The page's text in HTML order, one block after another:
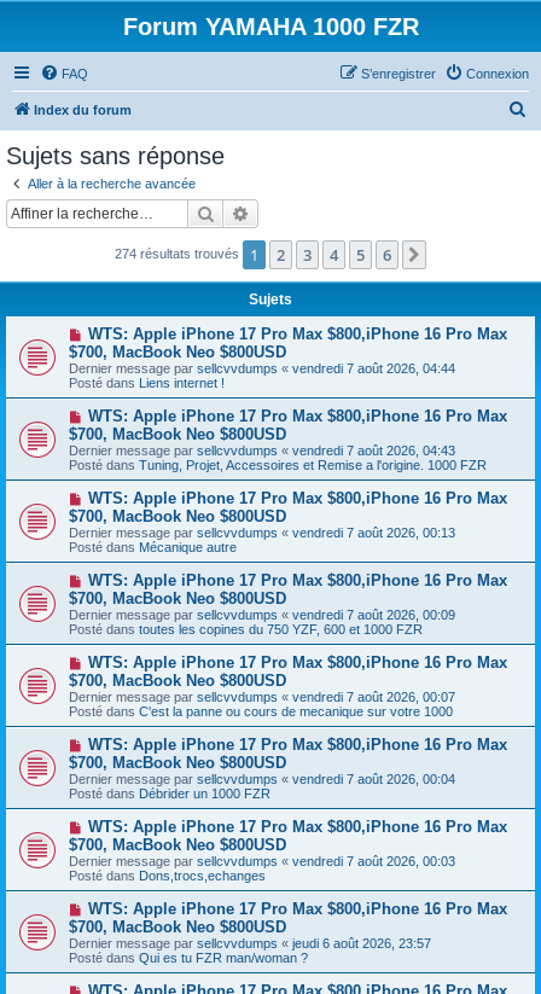
Forum YAMAHA 1000 FZR
FAQ Connexion
S’enregistrer
Index du forum
c
Sujets sans réponse
Aller à la recherche avancée
Rechercher
274 résultats trouvés 1 2 3 4 5 6
Sujets
N
o
u
v
e
a
u
m
e
s
a
g
e
WTS: Apple iPhone 17 Pro Max $800,iPhone 16 Pro Max
$700, MacBook Neo $800USD
Dernier message par sellcvvdumps « vendredi 7 août 2026, 04:44
Posté dans Liens internet !
N
o
u
v
e
a
u
m
e
s
a
g
e
WTS: Apple iPhone 17 Pro Max $800,iPhone 16 Pro Max
$700, MacBook Neo $800USD
Dernier message par sellcvvdumps « vendredi 7 août 2026, 04:43
Posté dans Tuning, Projet, Accessoires et Remise a l'origine. 1000 FZR
N
o
u
v
e
a
u
m
e
s
a
g
e
WTS: Apple iPhone 17 Pro Max $800,iPhone 16 Pro Max
$700, MacBook Neo $800USD
Dernier message par sellcvvdumps « vendredi 7 août 2026, 00:13
Posté dans Mécanique autre
N
o
u
v
e
a
u
m
e
s
a
g
e
WTS: Apple iPhone 17 Pro Max $800,iPhone 16 Pro Max
$700, MacBook Neo $800USD
Dernier message par sellcvvdumps « vendredi 7 août 2026, 00:09
Posté dans toutes les copines du 750 YZF, 600 et 1000 FZR
N
o
u
v
e
a
u
m
e
s
a
g
e
WTS: Apple iPhone 17 Pro Max $800,iPhone 16 Pro Max
$700, MacBook Neo $800USD
Dernier message par sellcvvdumps « vendredi 7 août 2026, 00:07
Posté dans C'est la panne ou cours de mecanique sur votre 1000
N
o
u
v
e
a
u
m
e
s
a
g
e
WTS: Apple iPhone 17 Pro Max $800,iPhone 16 Pro Max
$700, MacBook Neo $800USD
Dernier message par sellcvvdumps « vendredi 7 août 2026, 00:04
Posté dans Débrider un 1000 FZR
N
o
u
v
e
a
u
m
e
s
a
WTS: Apple iPhone 17 Pro Max $800,iPhone 16 Pro Max
$700, MacBook Neo $800USD
Dernier message par sellcvvdumps « vendredi 7 août 2026, 00:03
Posté dans Dons,trocs,echanges
N
o
u
v
e
a
WTS: Apple iPhone 17 Pro Max $800,iPhone 16 Pro Max
$700, MacBook Neo $800USD
Dernier message par sellcvvdumps « jeudi 6 août 2026, 23:57
Posté dans Qui es tu FZR man/woman ?
NWTS: Apple iPhone 17 Pro Max $800,iPhone 16 Pro Max